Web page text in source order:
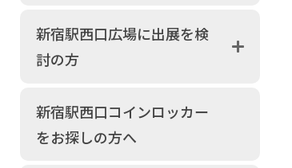
新宿駅西口広場に出展を検
討の方
新宿駅西口コインロッカー
をお探しの方へ